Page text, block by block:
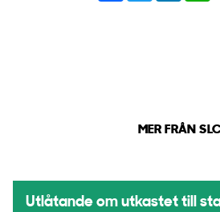
MER FRÅN
Utlåtande om utkastet till